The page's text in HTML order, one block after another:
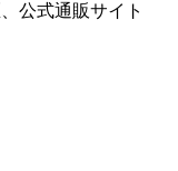
公式通販サイト